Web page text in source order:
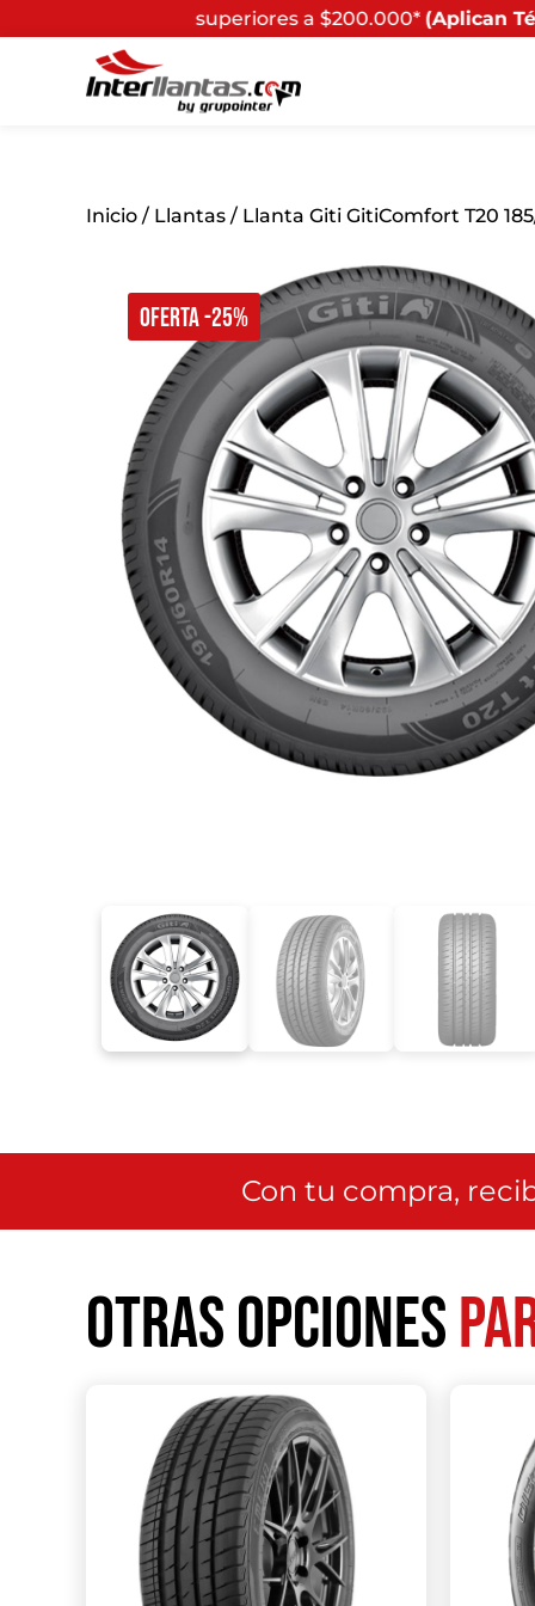
superiores a $200.000*(Aplican Términos y
OFERTA -25%
Inicio / Llantas / Llanta Giti GitiComfort T20
Con tu compra,
Otras opciones